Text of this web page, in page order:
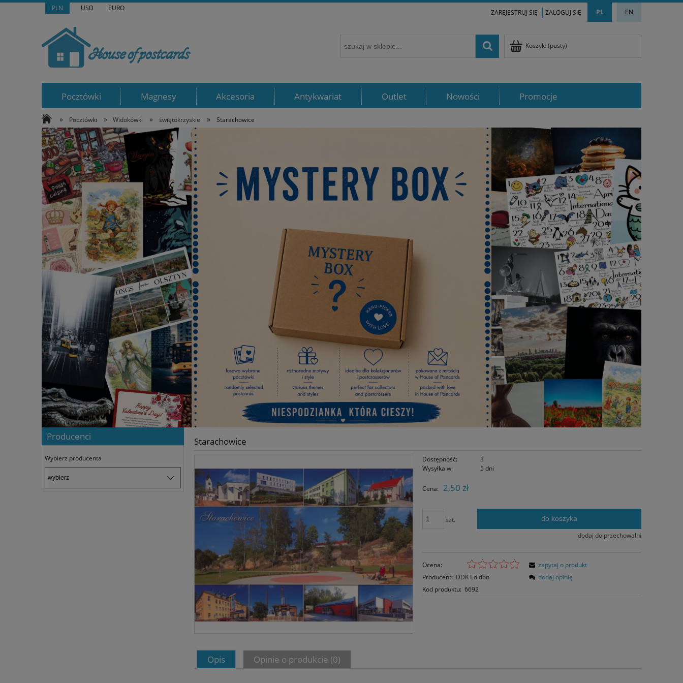
PLN USD EURO PL EN
ZAREJESTRUJ SIĘ ZALOGUJ SIĘ
Koszyk: (pusty)
Pocztówki Magnesy Akcesoria Antykwariat Outlet Nowości Promocje
» Pocztówki » Widokówki » świętokrzyskie » Starachowice
Producenci
Wybierz producenta
Starachowice
Dostępność:
3
Wysyłka w:
5 dni
Cena: 2,50 zł
szt. do koszyka
dodaj do przechowalni
Ocena:
Producent: DDK Edition
Kod produktu: 6692
zapytaj o produkt
dodaj opinię
Opis Opinie o produkcie (0)